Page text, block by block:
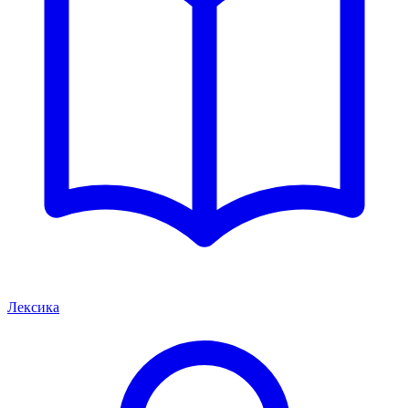
Лексика